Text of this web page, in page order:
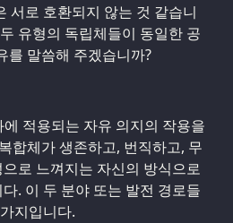
서로 호환되지 않는 것 같습니
유형의 독립체들이 동일한 공
를 말씀해 주겠습니까?
적용되는 자유 의지의 작용을
합체가 생존하고, 번직하고, 무
로 느껴지는 자신의 방식으로
. 이 두 분야 또는 발전 경로들
지입니다.